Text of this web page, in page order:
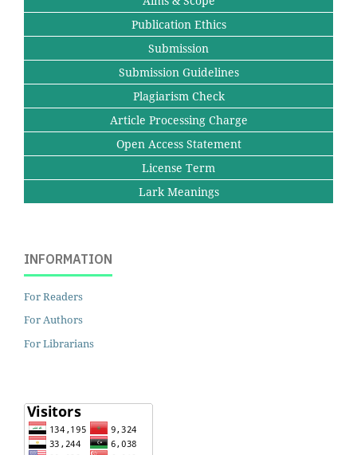
Publication Ethics
Submission
Submission Guidelines
Plagiarism Check
Article Processing Charge
Open Access Statement
License Term
Lark Meanings
INFORMATION
For Readers
For Authors
For Librarians